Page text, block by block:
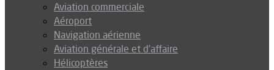
Aviation commerciale
Aéroport
Navigation aérienne
Aviation générale et d’affaire
Hélicoptères